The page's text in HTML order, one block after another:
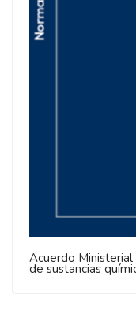
Acuerdo
de sustancias